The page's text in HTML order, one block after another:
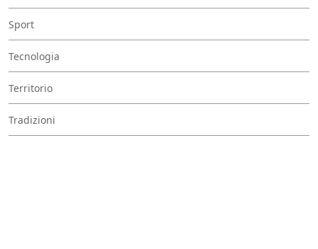
Sport
Tecnologia
Territorio
Tradizioni